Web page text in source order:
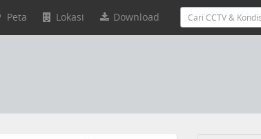
Peta Lokasi Download